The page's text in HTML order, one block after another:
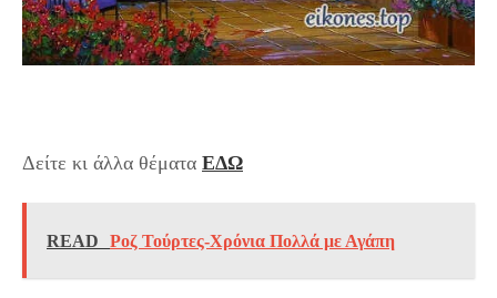
Δείτε κι άλλα θέματα ΕΔΩ
READ Ροζ Τούρτες-Χρόνια Πολλά με Αγάπη